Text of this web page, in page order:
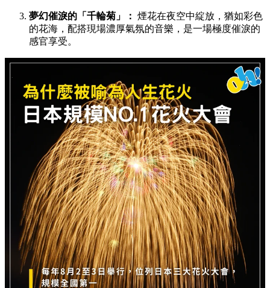
夢幻催淚的「千輪菊」： 煙花在夜空中綻放，猶如彩色
的花海，配搭現場濃厚氣氛的音樂，是一場極度催淚的
感官享受。